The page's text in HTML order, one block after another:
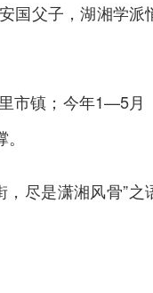
国父子，湖湘学派
市镇；今年1—5月
尽是潇湘风骨”之